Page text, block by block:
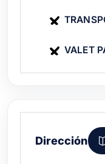
VALET
Dirección